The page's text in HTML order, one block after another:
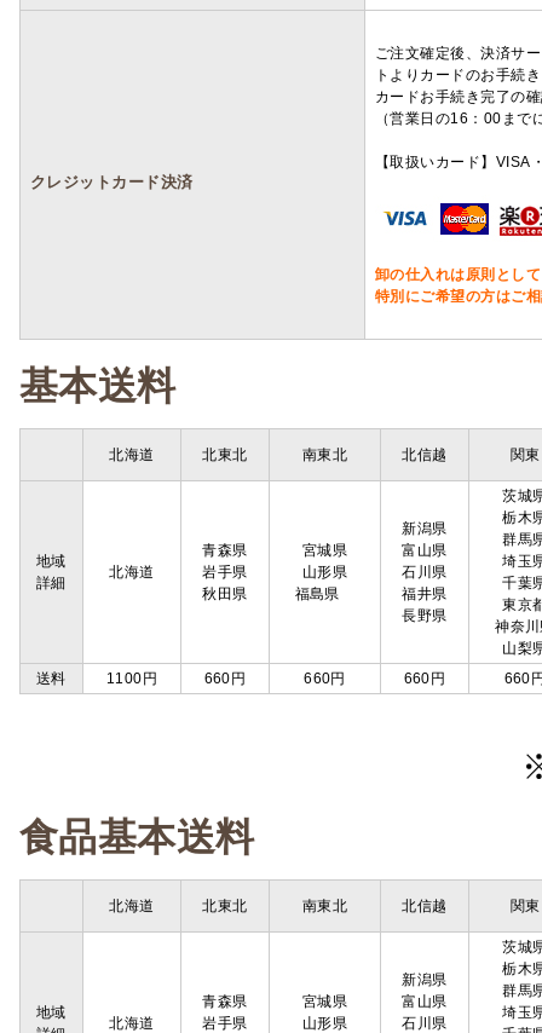
クレジットカード決済
ご注文確定後、決済サ
トよりカードのお手続
カードお手続き完了の
（営業日の16：00ま
【取扱いカード】
卸の仕入れは原則とし
特別にご希望の方はご
基本送料
北海道 北東北 南東北 北信越 関東
地域
詳細
北海道
青森県
岩手県
秋田県
宮城県
山形県
福島県
新潟県
富山県
石川県
福井県
長野県
茨城
栃木
群馬
埼玉
千葉
東京
神奈
山梨
送料
1100円 660円 660円 660円 660
食品基本送料
北海道 北東北 南東北 北信越 関東
地域
北海道
青森県
岩手県
宮城県
山形県
新潟県
富山県
石川県
茨城
栃木
群馬
埼玉